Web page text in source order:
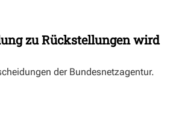
zu Rückstellungen wird
der Bundesnetzagentur.